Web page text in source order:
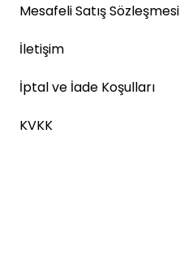
Mesafeli Satış Sözleşmesi
İletişim
İptal ve İade Koşulları
KVKK